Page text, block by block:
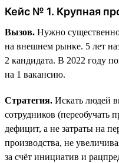
Кейс № 1. Крупная
Вызов. Нужно
на внешнем рынке. 5 лет
2 кандидата. В 2022 году
на 1 вакансию.
Стратегия. Искать людей
сотрудников (переобучать
дефицит, а не затраты на
производства, не
за счёт инициатив и